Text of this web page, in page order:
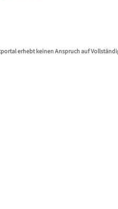
erhebt keinen Anspruch auf